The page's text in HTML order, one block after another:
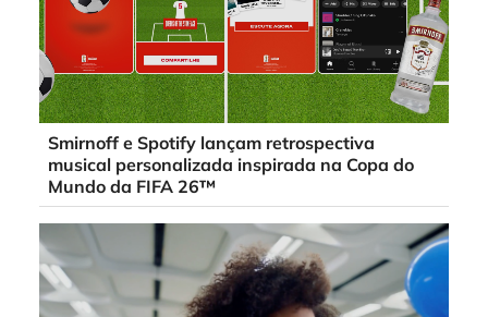
Smirnoff e Spotify lançam retrospectiva
musical personalizada inspirada na Copa do
Mundo da FIFA 26™